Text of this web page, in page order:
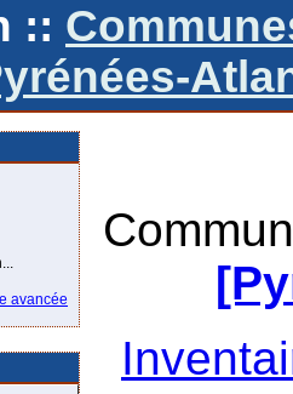
::
avancée